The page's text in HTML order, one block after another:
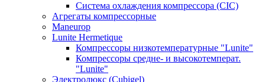
Система охлаждения компрессора (CIC)
Агрегаты компрессорные
Maneurop
Lunite Hermetique
Компрессоры низкотемпературные "Lunite"
Компрессоры средне- и высокотемперат.
"Lunite"
Электролюкс (Cubigel)